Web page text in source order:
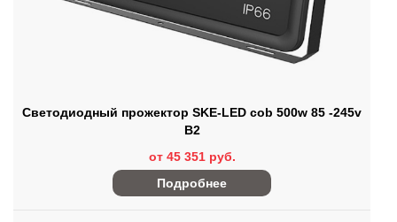
Светодиодный прожектор SKE-LED cob 500w 85 -245v
В2
от 45 351 руб.
Подробнее